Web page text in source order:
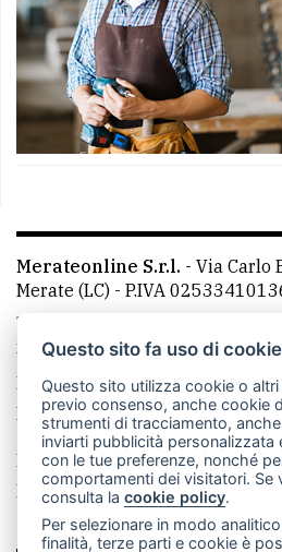
Merateonline S.r.l. - Via Carlo
Merate (LC) - P.IVA
Telefono:
mail:
La redazione
CasateOnline
Made by VIP
Privacy policy
Cookie policy
Rivedi le tue scelte sui cookie
Questo sito fa uso di
Questo sito utilizza cookie o
previo consenso, anche cookie
strumenti di tracciamento,
inviarti pubblicità personalizzata
con le tue preferenze, nonché
comportamenti dei visitatori. Se
consulta lacookie policy.
Per selezionare in modo
finalità, terze parti e cookie è